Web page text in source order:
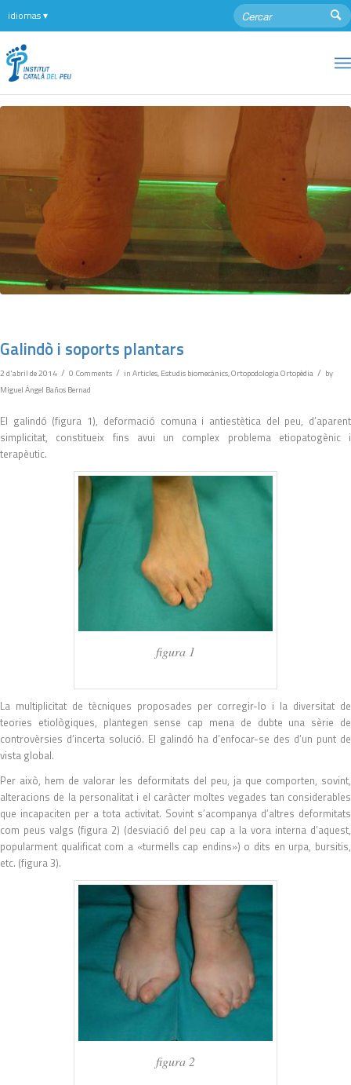
Galindò i soports plantars
2 d'abril de 2014 / 0 Comments / inArticles,Estudis biomecànics,Ortopodologia Ortopèdia / by
Miguel Ángel Baños Bernad
El galindó (figura 1), deformació comuna i antiestètica del peu, d’aparent
simplicitat, constitueix fins avui un complex problema etiopatogènic i
terapèutic.
figura 1
La multiplicitat de tècniques proposades per corregir-lo i la diversitat de
teories etiològiques, plantegen sense cap mena de dubte una sèrie de
controvèrsies d’incerta solució. El galindó ha d’enfocar-se des d’un punt de
vista global.
Per això, hem de valorar les deformitats del peu, ja que comporten, sovint,
alteracions de la personalitat i el caràcter moltes vegades tan considerables
que incapaciten per a tota activitat. Sovint s’acompanya d’altres deformitats
com peus valgs (figura 2) (desviació del peu cap a la vora interna d’aquest,
popularment qualificat com a «turmells cap endins») o dits en urpa, bursitis,
etc. (figura 3).
figura 2